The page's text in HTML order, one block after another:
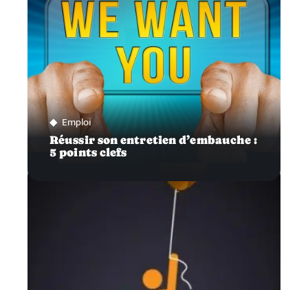
Emploi
Réussir son entretien d’embauche :
5 points clefs